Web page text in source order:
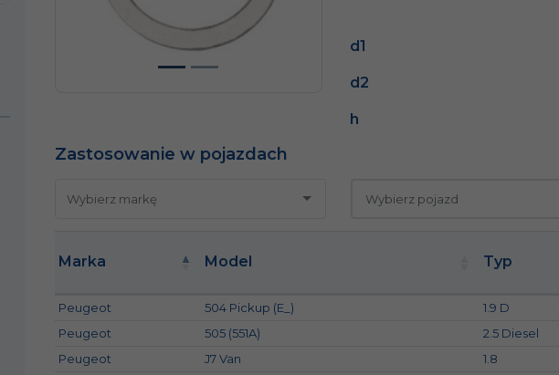
d1
d2
h
Zastosowanie w pojazdach
Marka Model Typ
Peugeot 504 Pickup (E_) 1.9 D
Peugeot
505 (551A) 2.5 Diesel
Peugeot
J7 Van 1.8